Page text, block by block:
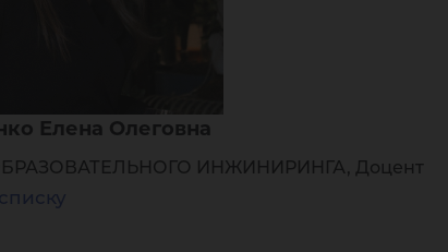
Елена Олеговна
ИНЖИНИРИНГА, Доцент